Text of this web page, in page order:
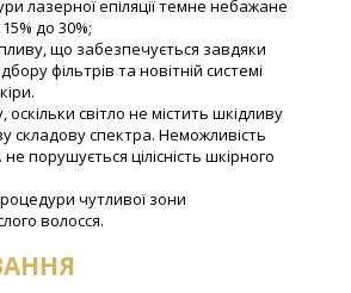
лазерної епіляції темне небажане
до 30%;
що забезпечується завдяки
фільтрів та новітній системі
світло не містить шкідливу
складову спектра. Неможливість
не порушується цілісність шкірного
чутливої зони
волосся.